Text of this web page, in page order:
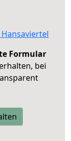
Formular
bei